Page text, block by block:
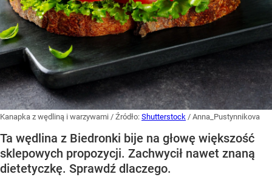
Kanapka z wędliną i warzywami / Źródło: Shutterstock / Anna_Pustynnikova
Ta wędlina z Biedronki bije na głowę większość
sklepowych propozycji. Zachwycił nawet znaną
dietetyczkę. Sprawdź dlaczego.